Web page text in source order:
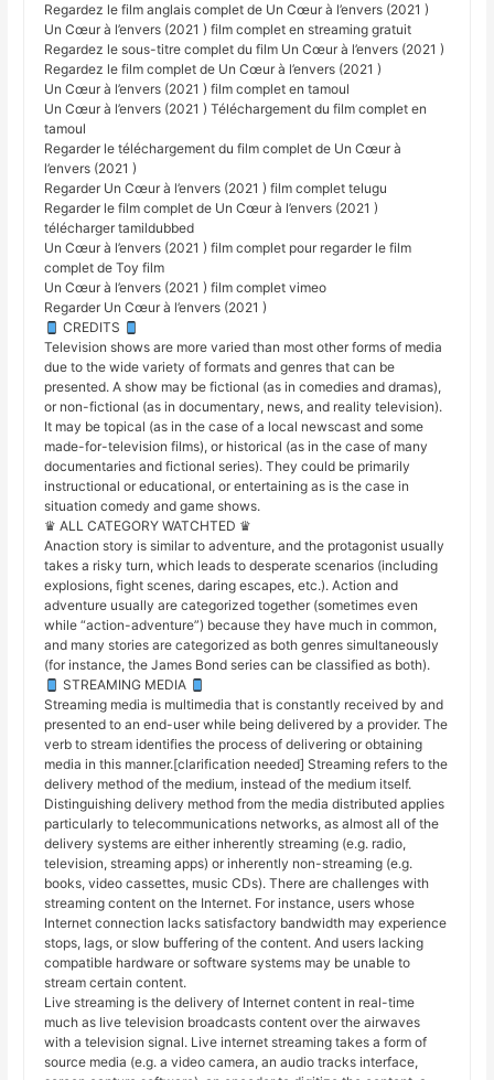
Regardez le film anglais complet de Un Cœur à l’envers (2021 )
Un Cœur à l’envers (2021 ) film complet en streaming gratuit
Regardez le sous-titre complet du film Un Cœur à l’envers (2021 )
Regardez le film complet de Un Cœur à l’envers (2021 )
Un Cœur à l’envers (2021 ) film complet en tamoul
Un Cœur à l’envers (2021 ) Téléchargement du film complet en
tamoul
Regarder le téléchargement du film complet de Un Cœur à
l’envers (2021 )
Regarder Un Cœur à l’envers (2021 ) film complet telugu
Regarder le film complet de Un Cœur à l’envers (2021 )
télécharger tamildubbed
Un Cœur à l’envers (2021 ) film complet pour regarder le film
complet de Toy film
Un Cœur à l’envers (2021 ) film complet vimeo
Regarder Un Cœur à l’envers (2021 )
CREDITS
Television shows are more varied than most other forms of media
due to the wide variety of formats and genres that can be
presented. A show may be fictional (as in comedies and dramas),
or non-fictional (as in documentary, news, and reality television).
It may be topical (as in the case of a local newscast and some
made-for-television films), or historical (as in the case of many
documentaries and fictional series). They could be primarily
instructional or educational, or entertaining as is the case in
situation comedy and game shows.
♛ ALL CATEGORY WATCHTED ♛
Anaction story is similar to adventure, and the protagonist usually
takes a risky turn, which leads to desperate scenarios (including
explosions, fight scenes, daring escapes, etc.). Action and
adventure usually are categorized together (sometimes even
while “action-adventure”) because they have much in common,
and many stories are categorized as both genres simultaneously
(for instance, the James Bond series can be classified as both).
STREAMING MEDIA
Streaming media is multimedia that is constantly received by and
presented to an end-user while being delivered by a provider. The
verb to stream identifies the process of delivering or obtaining
media in this manner.[clarification needed] Streaming refers to the
delivery method of the medium, instead of the medium itself.
Distinguishing delivery method from the media distributed applies
particularly to telecommunications networks, as almost all of the
delivery systems are either inherently streaming (e.g. radio,
television, streaming apps) or inherently non-streaming (e.g.
books, video cassettes, music CDs). There are challenges with
streaming content on the Internet. For instance, users whose
Internet connection lacks satisfactory bandwidth may experience
stops, lags, or slow buffering of the content. And users lacking
compatible hardware or software systems may be unable to
stream certain content.
Live streaming is the delivery of Internet content in real-time
much as live television broadcasts content over the airwaves
with a television signal. Live internet streaming takes a form of
source media (e.g. a video camera, an audio tracks interface,